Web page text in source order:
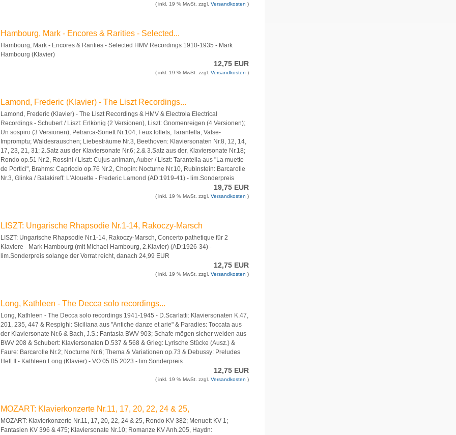
( inkl. 19 % MwSt. zzgl.Versandkosten )
Hambourg, Mark - Encores & Rarities - Selected...
Hambourg, Mark - Encores & Rarities - Selected HMV Recordings 1910-1935 - Mark
Hambourg (Klavier)
12,75 EUR
( inkl. 19 % MwSt. zzgl.Versandkosten )
Lamond, Frederic (Klavier) - The Liszt Recordings...
Lamond, Frederic (Klavier) - The Liszt Recordings & HMV & Electrola Electrical
Recordings - Schubert / Liszt: Erlkönig (2 Versionen), Liszt: Gnomenreigen (4 Versionen);
Un sospiro (3 Versionen); Petrarca-Sonett Nr.104; Feux follets; Tarantella; Valse-
Impromptu; Waldesrauschen; Liebesträume Nr.3, Beethoven: Klaviersonaten Nr.8, 12, 14,
17, 23, 21, 31; 2.Satz aus der Klaviersonate Nr.6; 2.& 3.Satz aus der, Klaviersonate Nr.18;
Rondo op.51 Nr.2, Rossini / Liszt: Cujus animam, Auber / Liszt: Tarantella aus "La muette
de Portici", Brahms: Capriccio op.76 Nr.2, Chopin: Nocturne Nr.10, Rubinstein: Barcarolle
Nr.3, Glinka / Balakireff: L'Alouette - Frederic Lamond (AD:1919-41) - lim.Sonderpreis
19,75 EUR
( inkl. 19 % MwSt. zzgl.Versandkosten )
LISZT: Ungarische Rhapsodie Nr.1-14, Rakoczy-Marsch
LISZT: Ungarische Rhapsodie Nr.1-14, Rakoczy-Marsch, Concerto pathetique für 2
Klaviere - Mark Hambourg (mit Michael Hambourg, 2.Klavier) (AD:1926-34) -
lim.Sonderpreis solange der Vorrat reicht, danach 24,99 EUR
12,75 EUR
( inkl. 19 % MwSt. zzgl.Versandkosten )
Long, Kathleen - The Decca solo recordings...
Long, Kathleen - The Decca solo recordings 1941-1945 - D.Scarlatti: Klaviersonaten K.47,
201, 235, 447 & Respighi: Siciliana aus "Antiche danze et arie" & Paradies: Toccata aus
der Klaviersonate Nr.6 & Bach, J.S.: Fantasia BWV 903; Schafe mögen sicher weiden aus
BWV 208 & Schubert: Klaviersonaten D.537 & 568 & Grieg: Lyrische Stücke (Ausz.) &
Faure: Barcarolle Nr.2; Nocturne Nr.6; Thema & Variationen op.73 & Debussy: Preludes
Heft II - Kathleen Long (Klavier) - VÖ:05.05.2023 - lim.Sonderpreis
12,75 EUR
( inkl. 19 % MwSt. zzgl.Versandkosten )
MOZART: Klavierkonzerte Nr.11, 17, 20, 22, 24 & 25,
MOZART: Klavierkonzerte Nr.11, 17, 20, 22, 24 & 25, Rondo KV 382; Menuett KV 1;
Fantasien KV 396 & 475; Klaviersonate Nr.10; Romanze KV Anh.205, Haydn: